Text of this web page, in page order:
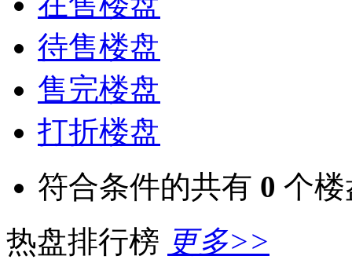
待售楼盘
售完楼盘
打折楼盘
符合条件的共有 0 个楼
热盘排行榜 更多>>